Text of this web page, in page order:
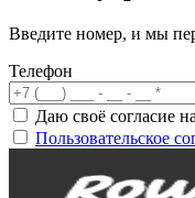
Введите номер, и мы
Телефон
Даю своё согласие
Пользовательское